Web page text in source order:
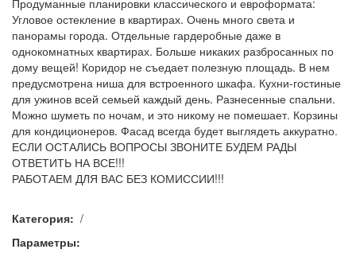
Продуманные планировки классического и евроформата:
Угловое остекление в квартирах. Очень много света и
панорамы города. Отдельные гардеробные даже в
однокомнатных квартирах. Больше никаких разбросанных по
дому вещей! Коридор не съедает полезную площадь. В нем
предусмотрена ниша для встроенного шкафа. Кухни-гостиные
для ужинов всей семьей каждый день. Разнесенные спальни.
Можно шуметь по ночам, и это никому не помешает. Корзины
для кондиционеров. Фасад всегда будет выглядеть аккуратно.
ЕСЛИ ОСТАЛИСЬ ВОПРОСЫ ЗВОНИТЕ БУДЕМ РАДЫ
ОТВЕТИТЬ НА ВСЕ!!!
РАБОТАЕМ ДЛЯ ВАС БЕЗ КОМИССИИ!!!
Категория: /
Параметры: